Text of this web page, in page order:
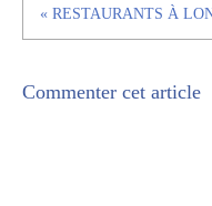
« RESTAURANTS À
Commenter cet article